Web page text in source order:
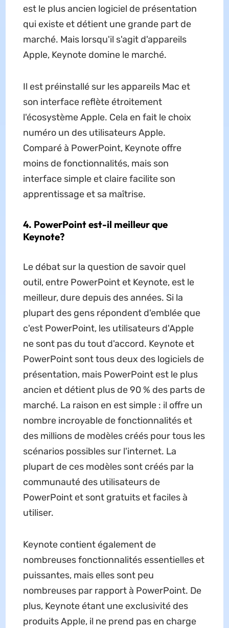
est le plus ancien logiciel de présentation
qui existe et détient une grande part de
marché. Mais lorsqu'il s'agit d'appareils
Apple, Keynote domine le marché.
Il est préinstallé sur les appareils Mac et
son interface reflète étroitement
l'écosystème Apple. Cela en fait le choix
numéro un des utilisateurs Apple.
Comparé à PowerPoint, Keynote offre
moins de fonctionnalités, mais son
interface simple et claire facilite son
apprentissage et sa maîtrise.
4. PowerPoint est-il meilleur que
Keynote?
Le débat sur la question de savoir quel
outil, entre PowerPoint et Keynote, est le
meilleur, dure depuis des années. Si la
plupart des gens répondent d'emblée que
c'est PowerPoint, les utilisateurs d'Apple
ne sont pas du tout d'accord. Keynote et
PowerPoint sont tous deux des logiciels de
présentation, mais PowerPoint est le plus
ancien et détient plus de 90 % des parts de
marché. La raison en est simple : il offre un
nombre incroyable de fonctionnalités et
des millions de modèles créés pour tous les
scénarios possibles sur l'internet. La
plupart de ces modèles sont créés par la
communauté des utilisateurs de
PowerPoint et sont gratuits et faciles à
utiliser.
Keynote contient également de
nombreuses fonctionnalités essentielles et
puissantes, mais elles sont peu
nombreuses par rapport à PowerPoint. De
plus, Keynote étant une exclusivité des
produits Apple, il ne prend pas en charge